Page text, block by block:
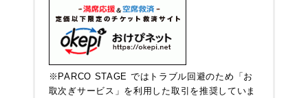
※PARCO STAGE ではトラブル回避のため「お
取次ぎサービス」を利用した取引を推奨していま